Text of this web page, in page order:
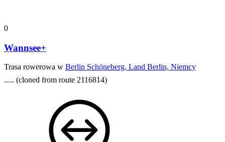
0
Wannsee+
Trasa rowerowa w Berlin Schöneberg, Land Berlin, Niemcy
..... (cloned from route 2116814)